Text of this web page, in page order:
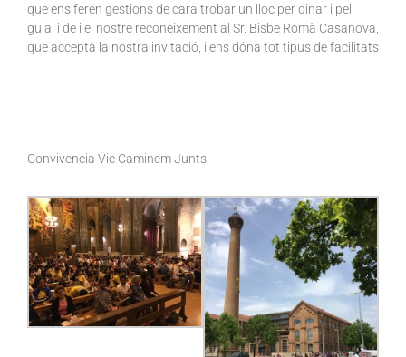
que ens feren gestions de cara trobar un lloc per dinar i pel
guia, i de i el nostre reconeixement al Sr. Bisbe Romà Casanova,
que acceptà la nostra invitació, i ens dóna tot tipus de facilitats
Convivencia Vic Caminem Junts